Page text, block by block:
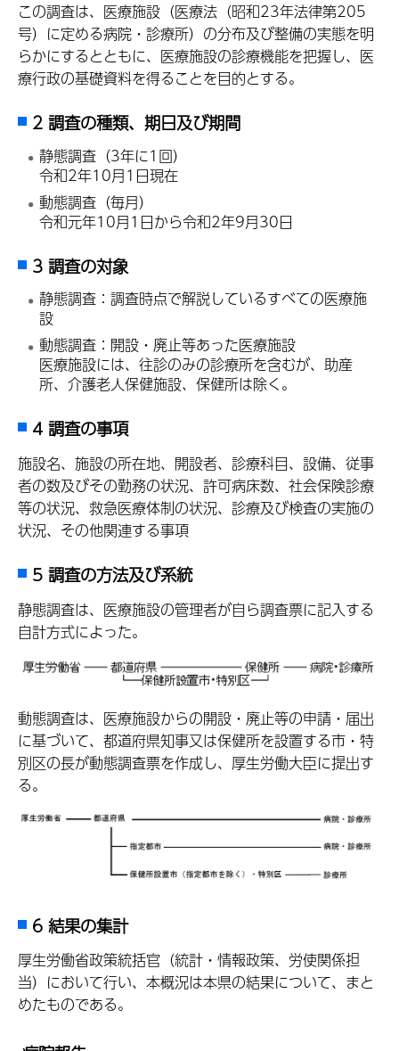
この調査は、医療施設（医療法（昭和23年法律第205
号）に定める病院・診療所）の分布及び整備の実態を明
らかにするとともに、医療施設の診療機能を把握し、医
療行政の基礎資料を得ることを目的とする。
2 調査の種類、期日及び期間
静態調査（3年に1回）
令和2年10月1日現在
動態調査（毎月）
令和元年10月1日から令和2年9月30日
3 調査の対象
静態調査：調査時点で解説しているすべての医療施
設
動態調査：開設・廃止等あった医療施設
医療施設には、往診のみの診療所を含むが、助産
所、介護老人保健施設、保健所は除く。
4 調査の事項
施設名、施設の所在地、開設者、診療科目、設備、従事
者の数及びその勤務の状況、許可病床数、社会保険診療
等の状況、救急医療体制の状況、診療及び検査の実施の
状況、その他関連する事項
5 調査の方法及び系統
静態調査は、医療施設の管理者が自ら調査票に記入する
自計方式によった。
動態調査は、医療施設からの開設・廃止等の申請・届出
に基づいて、都道府県知事又は保健所を設置する市・特
別区の長が動態調査票を作成し、厚生労働大臣に提出す
る。
6 結果の集計
厚生労働省政策統括官（統計・情報政策、労使関係担
当）において行い、本概況は本県の結果について、まと
めたものである。